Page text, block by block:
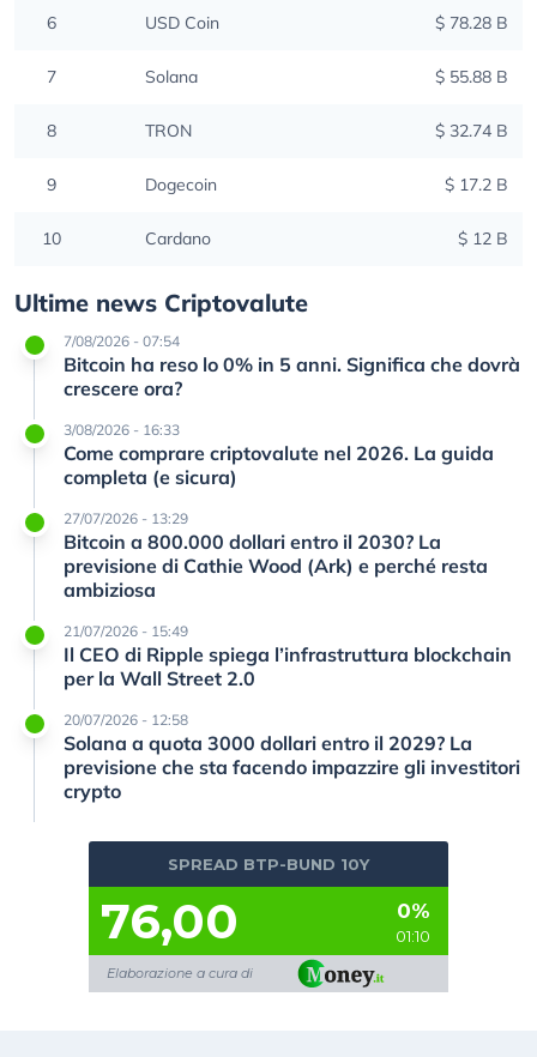
6 USD Coin $ 78.28 B
7 Solana $ 55.88 B
8 TRON $ 32.74 B
9 Dogecoin $ 17.2 B
10 Cardano $ 12 B
Ultime news Criptovalute
7/08/2026 - 07:54
Bitcoin ha reso lo 0% in 5 anni. Significa che dovrà
crescere ora?
3/08/2026 - 16:33
Come comprare criptovalute nel 2026. La guida
completa (e sicura)
27/07/2026 - 13:29
Bitcoin a 800.000 dollari entro il 2030? La
previsione di Cathie Wood (Ark) e perché resta
ambiziosa
21/07/2026 - 15:49
Il CEO di Ripple spiega l’infrastruttura blockchain
per la Wall Street 2.0
20/07/2026 - 12:58
Solana a quota 3000 dollari entro il 2029? La
previsione che sta facendo impazzire gli investitori
crypto
SPREAD BTP-BUND 10Y
76,00 0%
01:10
Elaborazione a cura di